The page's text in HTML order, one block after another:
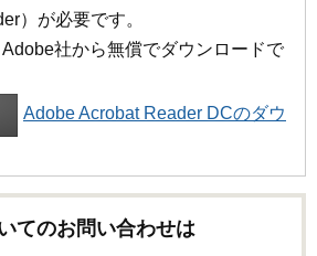
）が必要です。
社から無償でダウンロードで
Adobe Acrobat Reader DCのダウ
てのお問い合わせは